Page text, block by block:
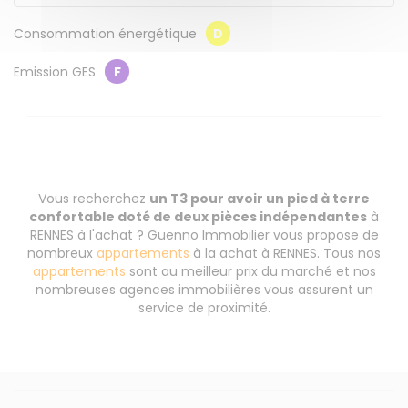
Consommation énergétique D
Emission GES F
Vous recherchez un T3 pour avoir un pied à terre
confortable doté de deux pièces indépendantes à
RENNES à l'achat ? Guenno Immobilier vous propose de
nombreux appartements à la achat à RENNES. Tous nos
appartements sont au meilleur prix du marché et nos
nombreuses agences immobilières vous assurent un
service de proximité.